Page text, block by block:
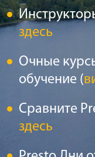
здесь
Очные
обучение (
Сравните
здесь